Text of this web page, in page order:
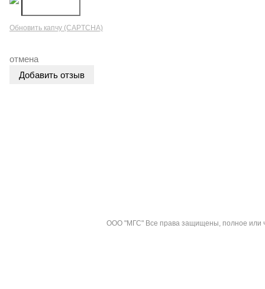
Обновить капчу (CAPTCHA)
отмена
ООО "МГС" Все права защищены, полное или